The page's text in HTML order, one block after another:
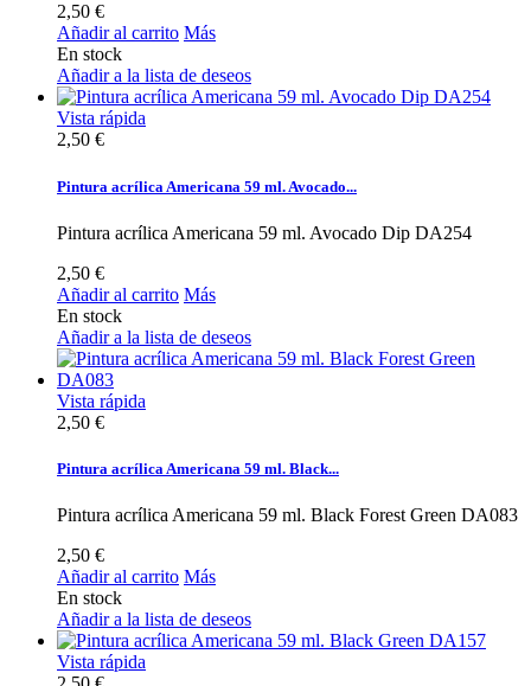
2,50 €
Añadir al carrito Más
En stock
Añadir a la lista de deseos
Vista rápida
2,50 €
Pintura acrílica Americana 59 ml. Avocado...
Pintura acrílica Americana 59 ml. Avocado Dip DA254
2,50 €
Añadir al carrito Más
En stock
Añadir a la lista de deseos
Vista rápida
2,50 €
Pintura acrílica Americana 59 ml. Black...
Pintura acrílica Americana 59 ml. Black Forest Green DA083
2,50 €
Añadir al carrito Más
En stock
Añadir a la lista de deseos
Vista rápida